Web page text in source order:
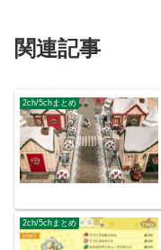
関連記事
2ch/5chまとめ
2ch/5chまとめ